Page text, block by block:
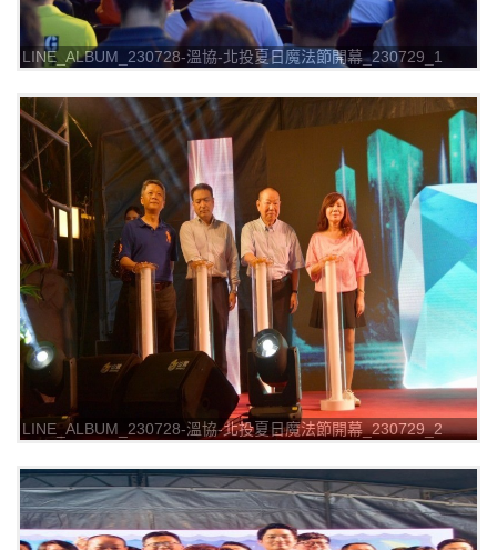
LINE_ALBUM_230728-溫協-北投夏日魔法節開幕_230729_1
LINE_ALBUM_230728-溫協-北投夏日魔法節開幕_230729_2